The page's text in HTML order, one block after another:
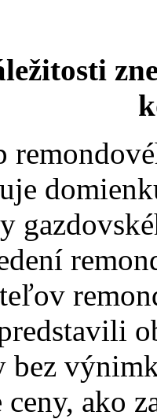
bez
ceny, ako